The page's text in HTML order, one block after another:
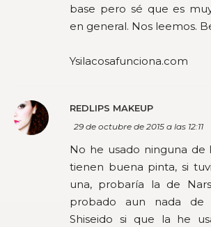
base pero sé que es
en general. Nos leemos.
Ysilacosafunciona.com
REDLIPS MAKEUP
29 de octubre de 2015 a las 12:11
No he usado ninguna de
tienen buena pinta, si
una, probaría la de
probado aun nada
Shiseido si que la he